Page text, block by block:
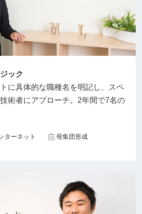
ック
に具体的な職種名を明記し、スペ
術者にアプローチ。2年間で7名の
ターネット
母集団形成